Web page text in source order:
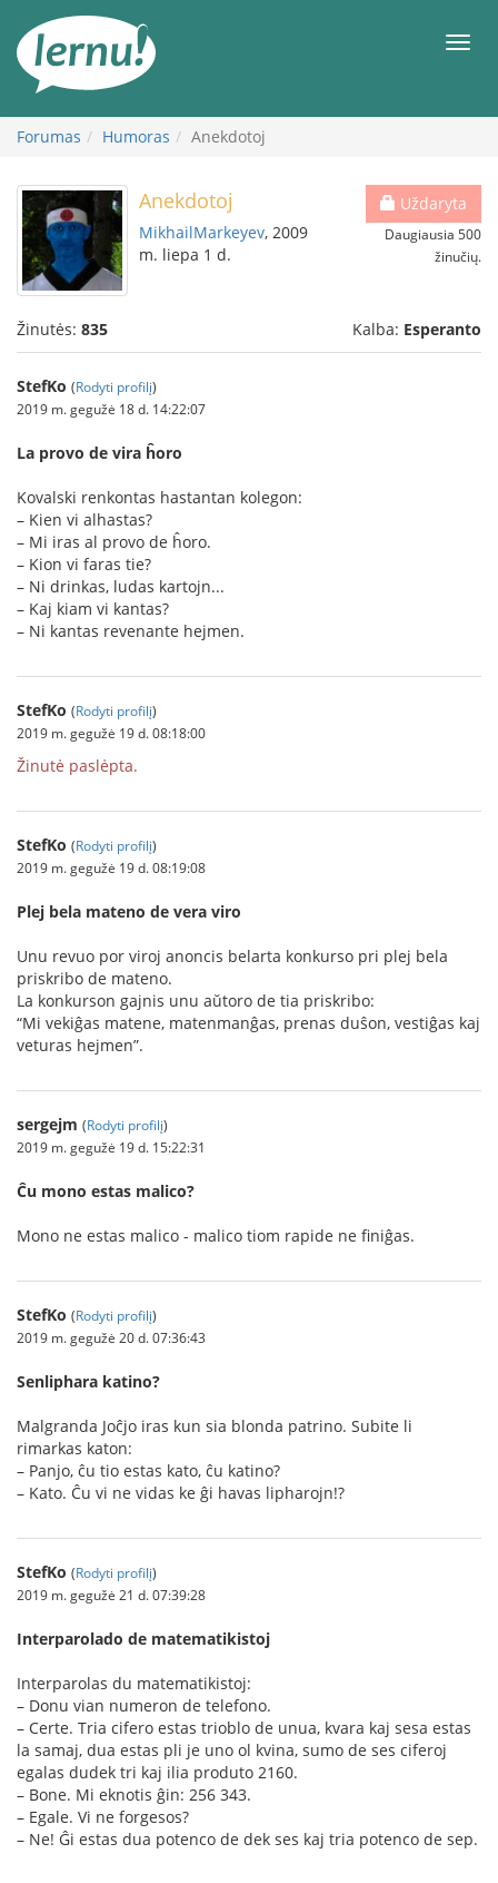
turinį
Forumas Humoras Anekdotoj
Uždaryta
Daugiausia 500
žinučių.
Anekdotoj
MikhailMarkeyev, 2009
m. liepa 1 d.
Žinutės: 835 Kalba: Esperanto
StefKo (Rodyti profilį)
2019 m. gegužė 18 d. 14:22:07
La provo de vira ĥoro
Kovalski renkontas hastantan kolegon:
– Kien vi alhastas?
– Mi iras al provo de ĥoro.
– Kion vi faras tie?
– Ni drinkas, ludas kartojn...
– Kaj kiam vi kantas?
– Ni kantas revenante hejmen.
StefKo (Rodyti profilį)
2019 m. gegužė 19 d. 08:18:00
Žinutė paslėpta.
StefKo (Rodyti profilį)
2019 m. gegužė 19 d. 08:19:08
Plej bela mateno de vera viro
Unu revuo por viroj anoncis belarta konkurso pri plej bela
priskribo de mateno.
La konkurson gajnis unu aŭtoro de tia priskribo:
“Mi vekiĝas matene, matenmanĝas, prenas duŝon, vestiĝas kaj
veturas hejmen”.
sergejm (Rodyti profilį)
2019 m. gegužė 19 d. 15:22:31
Ĉu mono estas malico?
Mono ne estas malico - malico tiom rapide ne finiĝas.
StefKo (Rodyti profilį)
2019 m. gegužė 20 d. 07:36:43
Senliphara katino?
Malgranda Joĉjo iras kun sia blonda patrino. Subite li
rimarkas katon:
– Panjo, ĉu tio estas kato, ĉu katino?
– Kato. Ĉu vi ne vidas ke ĝi havas lipharojn!?
StefKo (Rodyti profilį)
2019 m. gegužė 21 d. 07:39:28
Interparolado de matematikistoj
Interparolas du matematikistoj:
– Donu vian numeron de telefono.
– Certe. Tria cifero estas trioblo de unua, kvara kaj sesa estas
la samaj, dua estas pli je uno ol kvina, sumo de ses ciferoj
egalas dudek tri kaj ilia produto 2160.
– Bone. Mi eknotis ĝin: 256 343.
– Egale. Vi ne forgesos?
– Ne! Ĝi estas dua potenco de dek ses kaj tria potenco de sep.